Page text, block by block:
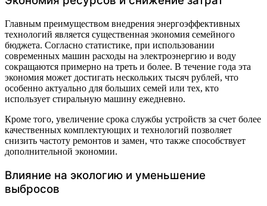
Главным преимуществом внедрения энергоэффективных
технологий является существенная экономия семейного
бюджета. Согласно статистике, при использовании
современных машин расходы на электроэнергию и воду
сокращаются примерно на треть и более. В течение года эта
экономия может достигать нескольких тысяч рублей, что
особенно актуально для больших семей или тех, кто
использует стиральную машину ежедневно.
Кроме того, увеличение срока службы устройств за счет более
качественных комплектующих и технологий позволяет
снизить частоту ремонтов и замен, что также способствует
дополнительной экономии.
Влияние на экологию и уменьшение
выбросов